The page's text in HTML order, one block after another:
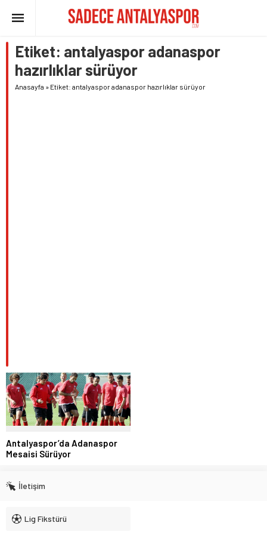
Etiket: antalyaspor adanaspor
hazırlıklar sürüyor
Anasayfa » Etiket: antalyaspor adanaspor hazırlıklar sürüyor
Antalyaspor’da Adanaspor
Mesaisi Sürüyor
İletişim
Lig Fikstürü